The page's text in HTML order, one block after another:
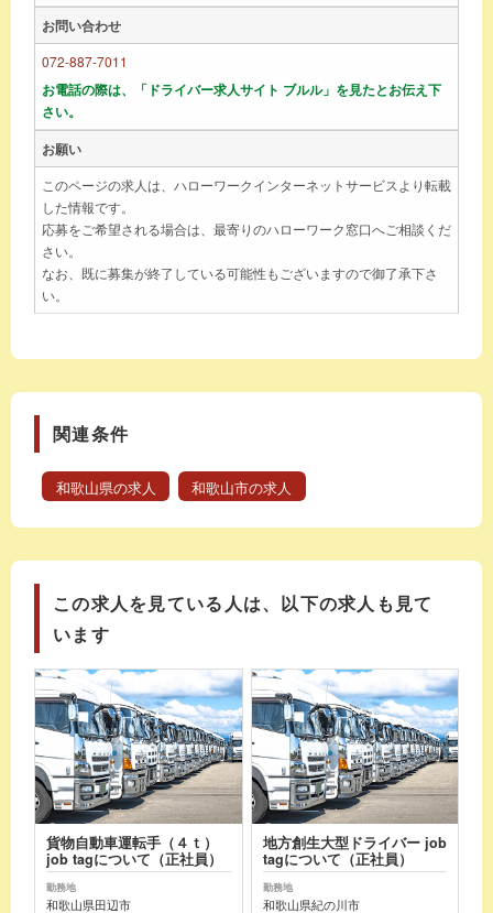
お問い合わせ
072-887-7011
お電話の際は、「ドライバー求人サイト ブルル」を見たとお伝え下
さい。
お願い
このページの求人は、ハローワークインターネットサービスより転載
した情報です。
応募をご希望される場合は、最寄りのハローワーク窓口へご相談くだ
さい。
なお、既に募集が終了している可能性もございますので御了承下さ
い。
関連条件
和歌山県の求人 和歌山市の求人
この求人を見ている人は、以下の求人も見て
います
貨物自動車運転手（４ｔ）
job tagについて（正社員）
勤務地
和歌山県田辺市
地方創生大型ドライバー job
tagについて（正社員）
勤務地
和歌山県紀の川市